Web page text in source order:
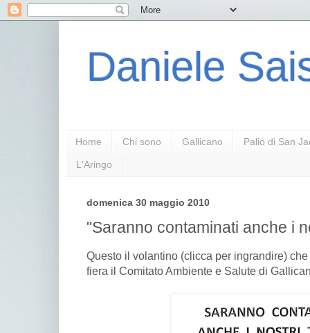
Daniele
Home Chi sono Gallicano Palio di San
L'Aringo
domenica 30 maggio 2010
"Saranno contaminati anche i
Questo il volantino (clicca per ingrandire)
fiera il Comitato Ambiente e Salute di